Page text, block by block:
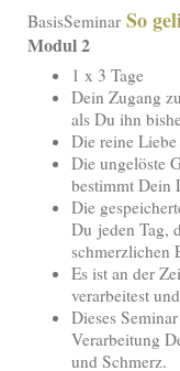
BasisSeminar So
Modul 2
1 x 3 Tage
Dein Zugang
als Du ihn
Die reine
Die ungelöste
bestimmt Dein
Die
Du jeden Tag,
schmerzlichen
Es ist an der
verarbeitest
Dieses
Verarbeitung
und Schmerz.